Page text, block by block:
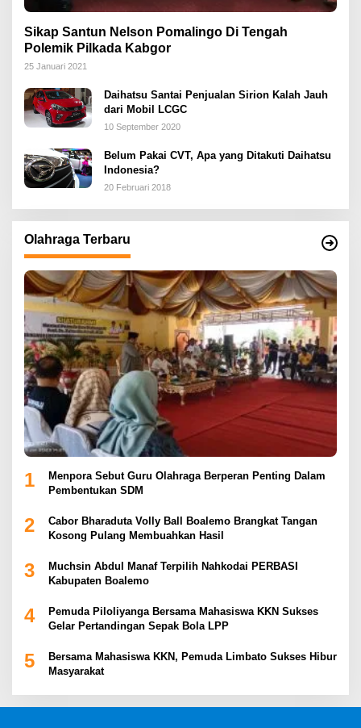
Sikap Santun Nelson Pomalingo Di Tengah
Polemik Pilkada Kabgor
25 Januari 2021
Daihatsu Santai Penjualan Sirion Kalah Jauh
dari Mobil LCGC
10 September 2020
Belum Pakai CVT, Apa yang Ditakuti Daihatsu
Indonesia?
20 Februari 2018
Olahraga Terbaru
1
Menpora Sebut Guru Olahraga Berperan Penting Dalam
Pembentukan SDM
2
Cabor Bharaduta Volly Ball Boalemo Brangkat Tangan
Kosong Pulang Membuahkan Hasil
3
Muchsin Abdul Manaf Terpilih Nahkodai PERBASI
Kabupaten Boalemo
4
Pemuda Piloliyanga Bersama Mahasiswa KKN Sukses
Gelar Pertandingan Sepak Bola LPP
5
Bersama Mahasiswa KKN, Pemuda Limbato Sukses Hibur
Masyarakat